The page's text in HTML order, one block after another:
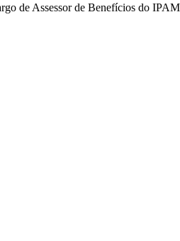
de Assessor de Benefícios do